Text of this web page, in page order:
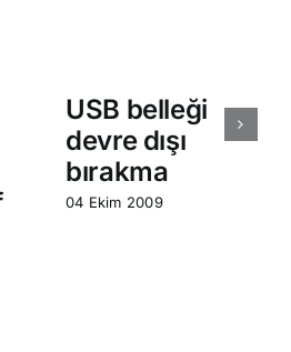
USB belleği
devre dışı
bırakma
04 Ekim 2009